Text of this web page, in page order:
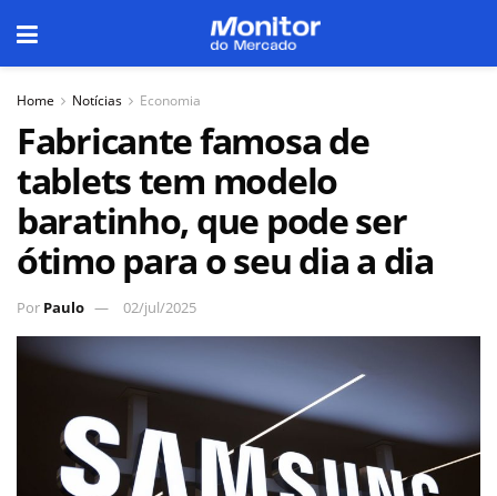
Home Notícias Economia
Fabricante famosa de
tablets tem modelo
baratinho, que pode ser
ótimo para o seu dia a dia
Por Paulo 02/jul/2025